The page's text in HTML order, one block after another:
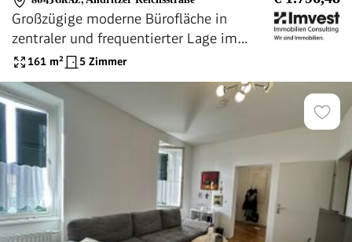
Großzügige moderne Bürofläche in
zentraler und frequentierter Lage im
Grazer Bezirk Andritz
161 m² 5 Zimmer